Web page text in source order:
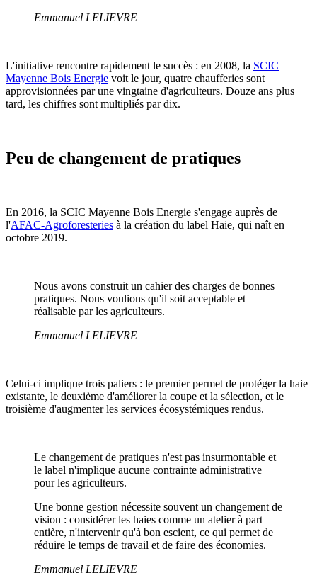
Emmanuel LELIEVRE
L'initiative rencontre rapidement le succès : en 2008, la SCIC
Mayenne Bois Energie voit le jour, quatre chaufferies sont
approvisionnées par une vingtaine d'agriculteurs. Douze ans plus
tard, les chiffres sont multipliés par dix.
Peu de changement de pratiques
En 2016, la SCIC Mayenne Bois Energie s'engage auprès de
l'AFAC-Agroforesteries à la création du label Haie, qui naît en
octobre 2019.
Nous avons construit un cahier des charges de bonnes
pratiques. Nous voulions qu'il soit acceptable et
réalisable par les agriculteurs.
Emmanuel LELIEVRE
Celui-ci implique trois paliers : le premier permet de protéger la haie
existante, le deuxième d'améliorer la coupe et la sélection, et le
troisième d'augmenter les services écosystémiques rendus.
Le changement de pratiques n'est pas insurmontable et
le label n'implique aucune contrainte administrative
pour les agriculteurs.
Une bonne gestion nécessite souvent un changement de
vision : considérer les haies comme un atelier à part
entière, n'intervenir qu'à bon escient, ce qui permet de
réduire le temps de travail et de faire des économies.
Emmanuel LELIEVRE